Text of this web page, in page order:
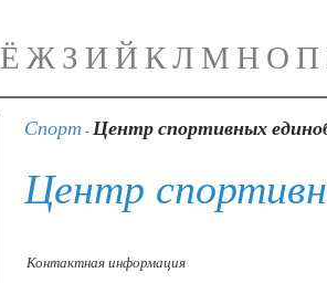
ЁЖЗ И Й КЛ М Н О П
Спорт -Центр спортивных
Центр
Контактная информация